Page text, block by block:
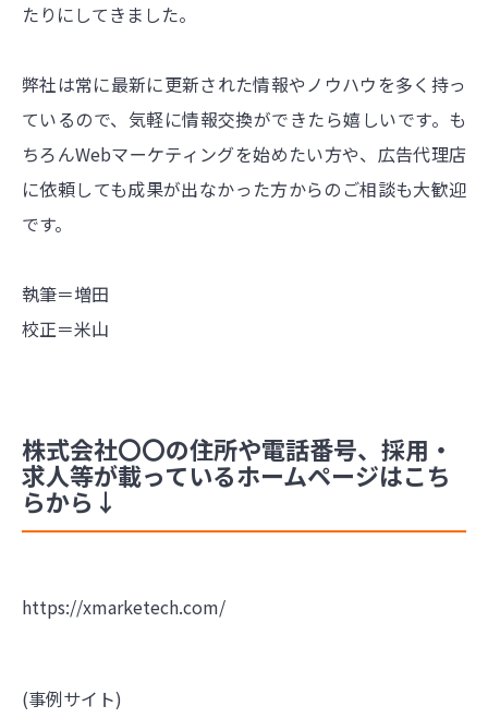
たりにしてきました。
弊社は常に最新に更新された情報やノウハウを多く持っ
ているので、気軽に情報交換ができたら嬉しいです。も
ちろんWebマーケティングを始めたい方や、広告代理店
に依頼しても成果が出なかった方からのご相談も大歓迎
です。
執筆＝増田
校正＝米山
株式会社〇〇の住所や電話番号、採用・
求人等が載っているホームページはこち
らから↓
https://xmarketech.com/
(事例サイト)